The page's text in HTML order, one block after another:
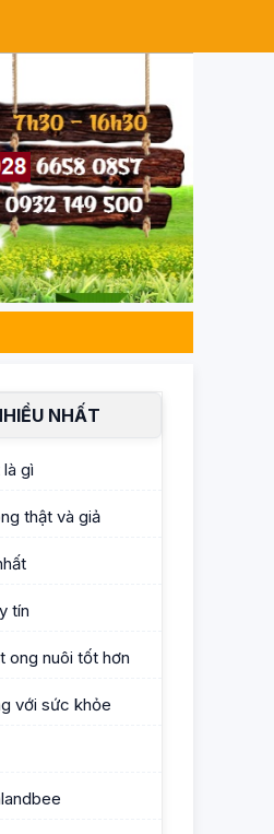
gia đình bạn. Mua
NHẤT
gì
thật và giả
tín
ong nuôi tốt hơn
với sức khỏe